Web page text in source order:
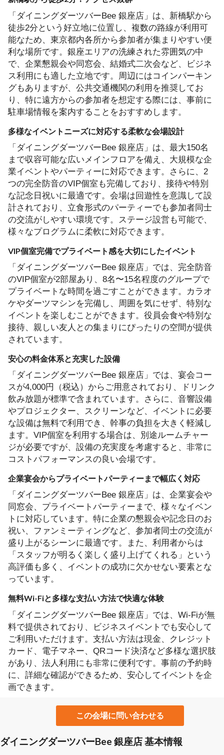
「ダイニングダーツバーBee 銀座店」は、新橋駅から
徒歩2分という好立地に位置し、複数の路線が利用可
能なため、東京都内各所から参加者が集まりやすい便
利な場所です。銀座エリアの洗練された雰囲気の中
で、企業懇親会や同窓会、結婚式二次会など、ビジネ
ス利用にも適した立地です。周辺にはコインパーキン
グもありますが、公共交通機関の利用を推奨してお
り、特に遠方からの参加者を想定する際には、事前に
駐車場情報を案内することをおすすめします。
多様なイベントニーズに対応する柔軟な会場設計
「ダイニングダーツバーBee 銀座店」は、最大150名
まで収容可能な広いメインフロアを備え、大規模な企
業イベントやパーティーに対応できます。さらに、2
つの完全防音のVIP個室も完備しており、接待や特別
な記念日祝いに最適です。会場は回遊性を意識して設
計されており、立食形式のパーティーでも参加者同士
の交流がしやすい環境です。ステージ設営も可能で、
様々なプログラムに柔軟に対応できます。
VIP個室完備でプライベート感を大切にしたイベント
「ダイニングダーツバーBee 銀座店」では、完全防音
のVIP個室が2部屋あり、8名〜15名程度のグループで
プライベートな時間を過ごすことができます。カラオ
ケやダーツマシンを完備し、周囲を気にせず、特別な
イベントを楽しむことができます。役員会食や特別な
接待、親しい友人との集まりにぴったりの空間が提供
されています。
安心の料金体系と充実した設備
「ダイニングダーツバーBee 銀座店」では、宴会コー
スが4,000円（税込）からご用意されており、ドリンク
飲み放題が標準で含まれています。さらに、音響設備
やプロジェクター、スクリーンなど、イベントに必要
な設備は無料で利用でき、幹事の負担を大きく軽減し
ます。VIP個室を利用する場合は、別途ルームチャー
ジが必要ですが、設備の充実度を考慮すると、非常に
コストパフォーマンスの良い会場です。
企業宴会からプライベートパーティーまで幅広く対応
「ダイニングダーツバーBee 銀座店」は、企業宴会や
同窓会、プライベートパーティーまで、様々なイベン
トに対応しています。特に企業の懇親会や記念日のお
祝い、ファンミーティングなど、参加者同士の交流が
盛り上がるシーンに最適です。また、利用者からは
「スタッフが明るく楽しく盛り上げてくれる」という
高評価も多く、イベントの成功に欠かせない要素とな
っています。
無料Wi-Fiと多様な支払い方法で快適な体験
「ダイニングダーツバーBee 銀座店」では、Wi-Fiが無
料で提供されており、ビジネスイベントでも安心して
ご利用いただけます。支払い方法は現金、クレジット
カード、電子マネー、QRコード決済など多様な選択肢
があり、法人利用にも非常に便利です。事前の予約時
に、詳細な確認ができるため、安心してイベントを企
画できます。
この会場に問い合わせる
ダイニングダーツバーBee 銀座店 基本情報